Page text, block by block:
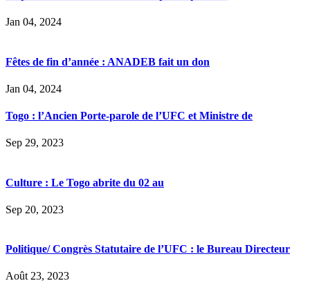
Jan 04, 2024
Fêtes de fin d’année : ANADEB fait un don
Jan 04, 2024
Togo : l’Ancien Porte-parole de l’UFC et Ministre de
Sep 29, 2023
Culture : Le Togo abrite du 02 au
Sep 20, 2023
Politique/ Congrès Statutaire de l’UFC : le Bureau Directeur
Août 23, 2023